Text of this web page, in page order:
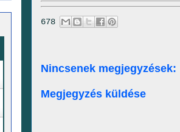
678
Nincsenek megjegyzések:
Megjegyzés küldése